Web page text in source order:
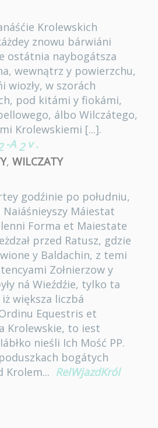
Krolewskich
znowu bárwiáni
ostátnia naybogátsza
wewnątrz y powierzchu,
wiozły, w szorách
pod kitámi y fiokámi,
álbo Wilczátego,
Krolewskiemi [...].
-A 2 v .
, WILCZATY
godźinie po południu,
Naiáśnieyszy Máiestat
Forma et Maiestate
przed Ratusz, gdzie
y Baldachin, z temi
Zołnierzow y
ná Wieźdźie, tylko ta
większa liczbá
Equestris et
Krolewskie, to iest
nieśli Ich Mość PP.
bogátych
Krolem... RelWjazdKról